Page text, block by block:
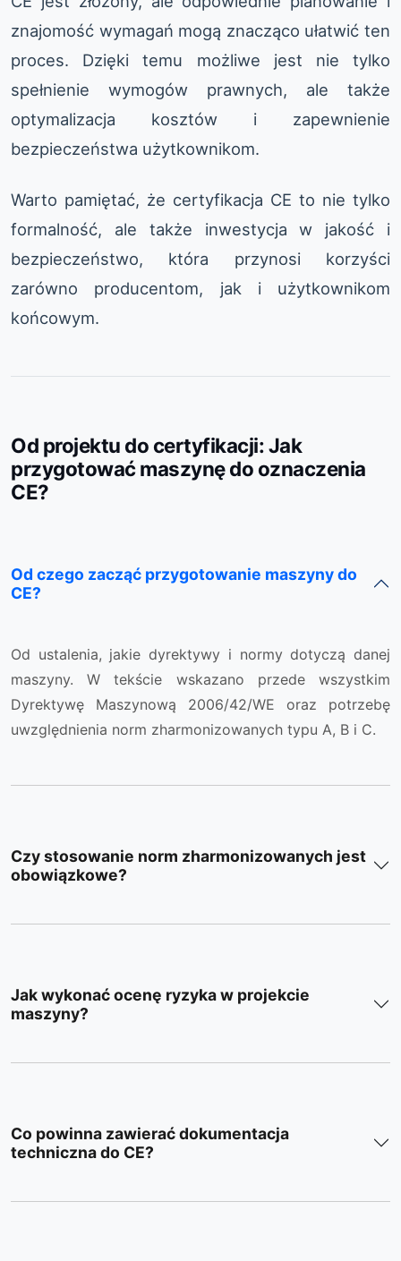
znajomość wymagań mogą znacząco ułatwić ten
proces. Dzięki temu możliwe jest nie tylko
spełnienie wymogów prawnych, ale także
optymalizacja kosztów i zapewnienie
bezpieczeństwa użytkownikom.
Warto pamiętać, że certyfikacja CE to nie tylko
formalność, ale także inwestycja w jakość i
bezpieczeństwo, która przynosi korzyści
zarówno producentom, jak i użytkownikom
końcowym.
Od projektu do certyfikacji: Jak
przygotować maszynę do oznaczenia
CE?
Od czego zacząć przygotowanie maszyny do
CE?
Od ustalenia, jakie dyrektywy i normy dotyczą danej
maszyny. W tekście wskazano przede wszystkim
Dyrektywę Maszynową 2006/42/WE oraz potrzebę
uwzględnienia norm zharmonizowanych typu A, B i C.
Czy stosowanie norm zharmonizowanych jest
obowiązkowe?
Jak wykonać ocenę ryzyka w projekcie
maszyny?
Co powinna zawierać dokumentacja
techniczna do CE?